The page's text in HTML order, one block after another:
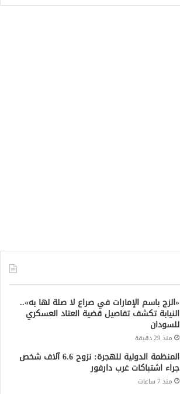
«الزج باسم الإمارات في صراع لا صلة لها به»..
النيابة تكشف تفاصيل قضية العتاد العسكري
للسودان
منذ 29 دقيقة
المنظمة الدولية للهجرة: نزوح 6.6 آلاف شخص
جراء اشتباكات غرب دارفور
منذ 7 ساعات